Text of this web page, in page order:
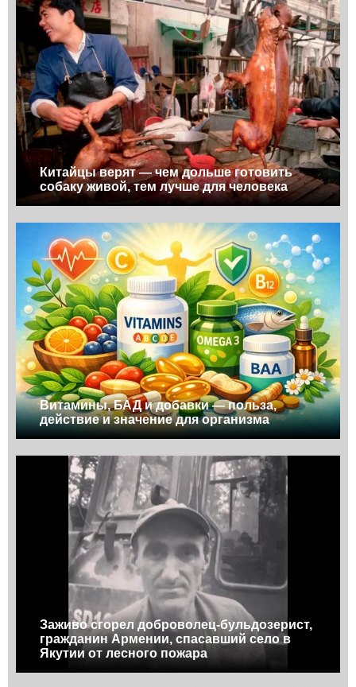
Китайцы верят — чем дольше готовить
собаку живой, тем лучше для человека
Витамины, БАД и добавки — польза,
действие и значение для организма
Заживо сгорел доброволец-бульдозерист,
гражданин Армении, спасавший село в
Якутии от лесного пожара